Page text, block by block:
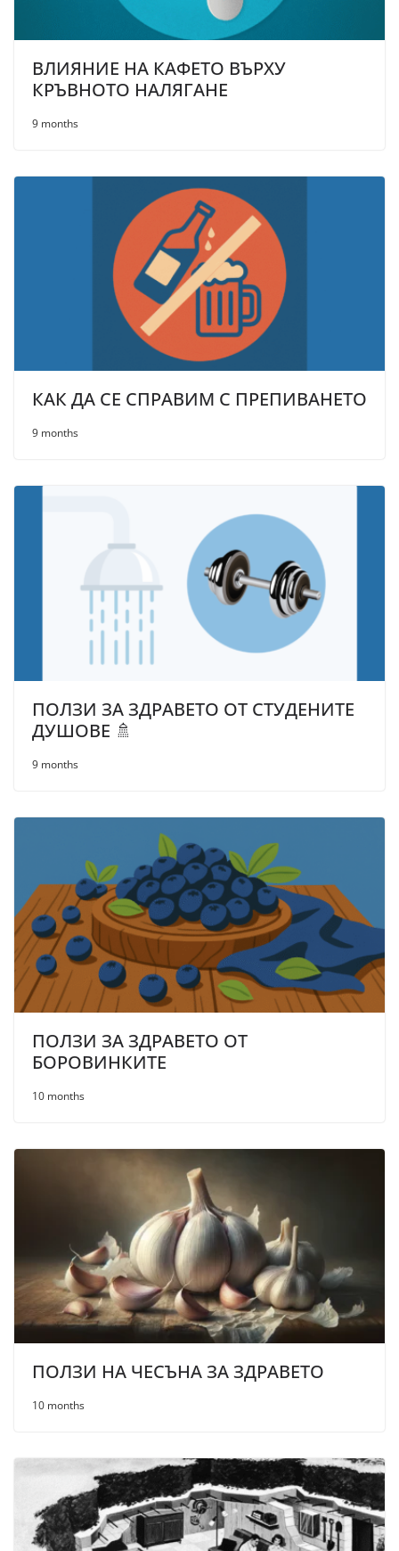
ВЛИЯНИЕ НА КАФЕТО ВЪРХУ
КРЪВНОТО НАЛЯГАНЕ
9 months
КАК ДА СЕ СПРАВИМ С ПРЕПИВАНЕТО
9 months
ПОЛЗИ ЗА ЗДРАВЕТО ОТ СТУДЕНИТЕ
ДУШОВЕ 🚿
9 months
ПОЛЗИ ЗА ЗДРАВЕТО ОТ
БОРОВИНКИТЕ
10 months
ПОЛЗИ НА ЧЕСЪНА ЗА ЗДРАВЕТО
10 months